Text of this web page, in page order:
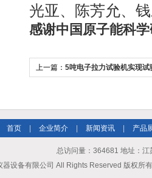
光亚、陈芳允、
感谢中国原子能科
上一篇： 5吨电子拉力试验机实现试
首页 企业简介 新闻资讯 产品
总访问量：364681 地址：
器设备有限公司 All Rights Reserved 版权所